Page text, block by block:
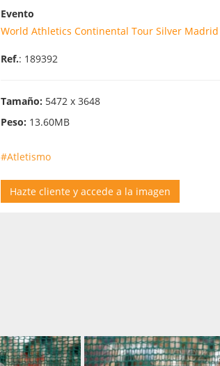
Evento
World Athletics Continental Tour Silver Madrid
Ref.: 189392
Tamaño: 5472 x 3648
Peso: 13.60MB
#Atletismo
Hazte cliente y accede a la imagen